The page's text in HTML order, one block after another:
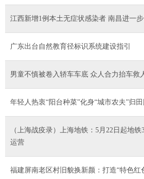
江西新增1例本土无症状感染者 南昌进一
广东出台自然教育径标识系统建设指引
男童不慎被卷入轿车车底 众人合力抬车救
年轻人热衷“阳台种菜”化身“城市农夫”归田
（上海战疫录）上海地铁：5月22日起地铁
运营
福建屏南老区村旧貌换新颜：打造“特色红